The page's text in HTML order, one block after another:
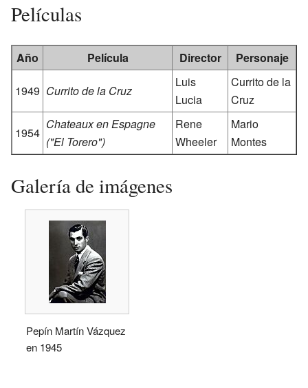
Películas
Año Película Director Personaje
1949 Currito de la Cruz
Luis
Lucia
Currito de la
Cruz
1954
Chateaux en Espagne
("El Torero")
Rene
Wheeler
Mario
Montes
Galería de imágenes
Pepín Martín Vázquez
en 1945